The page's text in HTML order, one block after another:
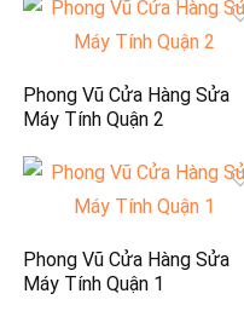
Phong Vũ Cửa Hàng Sửa
Máy Tính Quận 2
Phong Vũ Cửa Hàng Sửa
Máy Tính Quận 1